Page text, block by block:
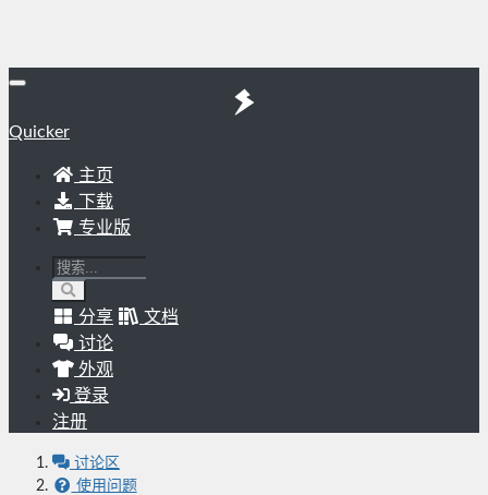
Quicker
主页
下载
专业版
分享
文档
讨论
外观
登录
注册
讨论区
使用问题